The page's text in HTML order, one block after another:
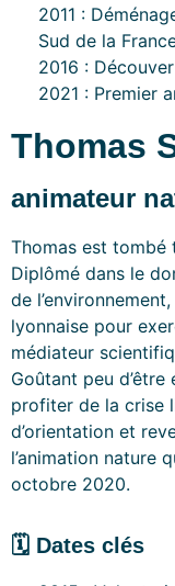
2011 :
Sud de la
2016 :
2021 : Premier
Thomas
animateur
Thomas est tombé
Diplômé dans le
de
lyonnaise pour
médiateur
Goûtant peu
profiter de la crise
d’orientation et
l’animation nature
octobre 2020.
🗓 Dates clés